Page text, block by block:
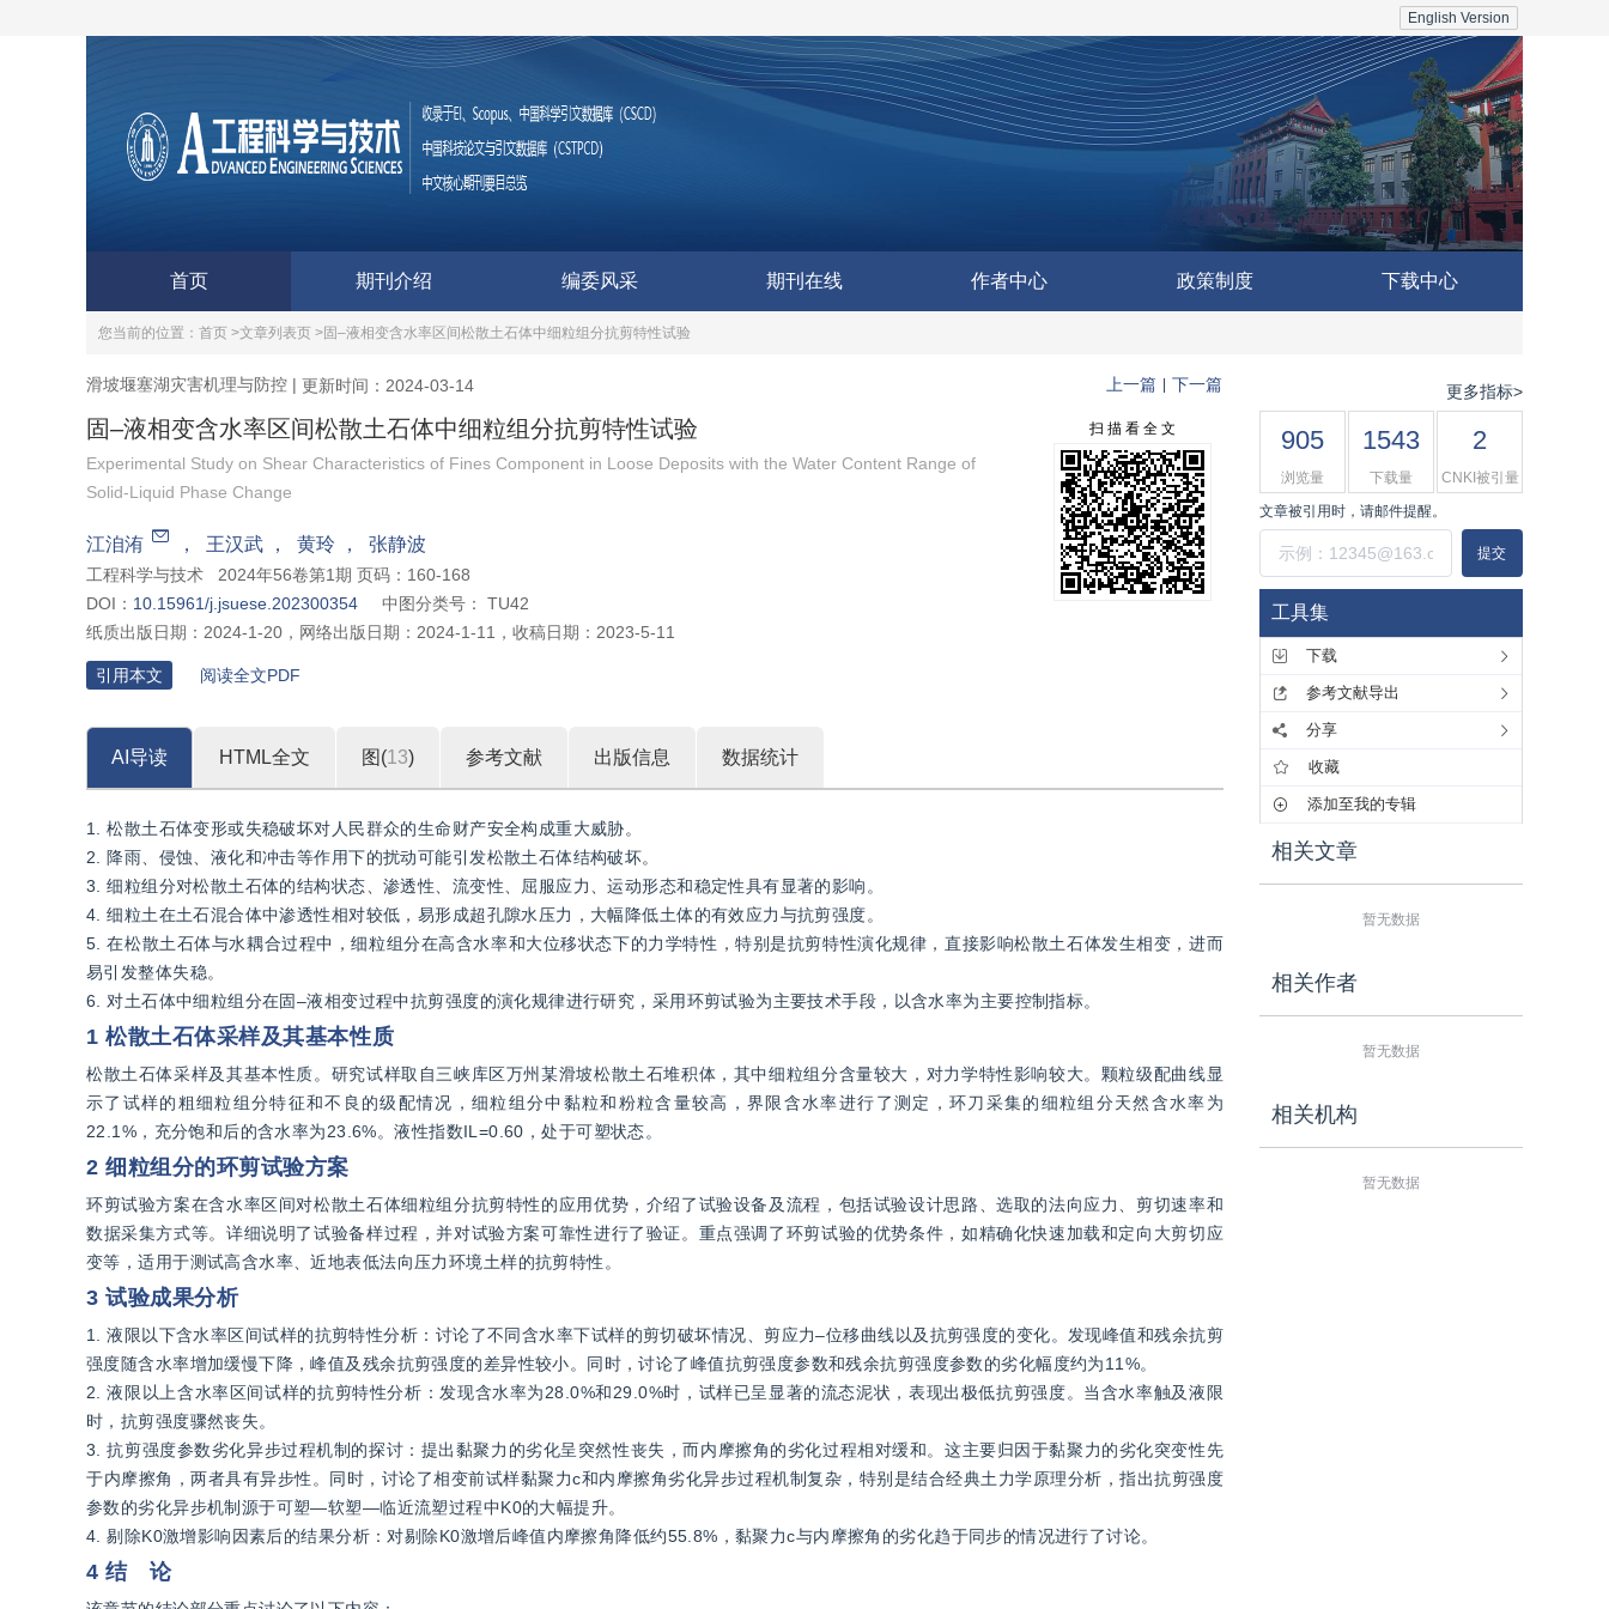
English Version
首页 期刊介绍 编委风采 期刊在线 作者中心 政策制度 下载中心
您当前的位置： 首页 >文章列表页 >固–液相变含水率区间松散土石体中细粒组分抗剪特性试验
滑坡堰塞湖灾害机理与防控 | 更新时间：2024-03-14 上一篇 下一篇
固–液相变含水率区间松散土石体中细粒组分抗剪特性试验
Experimental Study on Shear Characteristics of Fines Component in Loose Deposits with the Water Content Range of
Solid-Liquid Phase Change
江洎洧 ， 王汉武 ， 黄玲 ， 张静波
工程科学与技术
2024年56卷第1期 页码：160-168
DOI： 10.15961/j.jsuese.202300354 中图分类号：
TU42
纸质出版日期： 2024-1-20 ， 网络出版日期： 2024-1-11 ， 收稿日期： 2023-5-11
扫 描 看 全 文
引用本文 阅读全文PDF
AI导读 HTML全文 图(13) 参考文献 出版信息 数据统计
1. 松散土石体变形或失稳破坏对人民群众的生命财产安全构成重大威胁。
2. 降雨、侵蚀、液化和冲击等作用下的扰动可能引发松散土石体结构破坏。
3. 细粒组分对松散土石体的结构状态、渗透性、流变性、屈服应力、运动形态和稳定性具有显著的影响。
4. 细粒土在土石混合体中渗透性相对较低，易形成超孔隙水压力，大幅降低土体的有效应力与抗剪强度。
5. 在松散土石体与水耦合过程中，细粒组分在高含水率和大位移状态下的力学特性，特别是抗剪特性演化规律，直接影响松散土石体发生相变，进而
易引发整体失稳。
6. 对土石体中细粒组分在固–液相变过程中抗剪强度的演化规律进行研究，采用环剪试验为主要技术手段，以含水率为主要控制指标。
1 松散土石体采样及其基本性质
松散土石体采样及其基本性质。研究试样取自三峡库区万州某滑坡松散土石堆积体，其中细粒组分含量较大，对力学特性影响较大。颗粒级配曲线显
示了试样的粗细粒组分特征和不良的级配情况，细粒组分中黏粒和粉粒含量较高，界限含水率进行了测定，环刀采集的细粒组分天然含水率为
22.1%，充分饱和后的含水率为23.6%。液性指数IL=0.60，处于可塑状态。
2 细粒组分的环剪试验方案
环剪试验方案在含水率区间对松散土石体细粒组分抗剪特性的应用优势，介绍了试验设备及流程，包括试验设计思路、选取的法向应力、剪切速率和
数据采集方式等。详细说明了试验备样过程，并对试验方案可靠性进行了验证。重点强调了环剪试验的优势条件，如精确化快速加载和定向大剪切应
变等，适用于测试高含水率、近地表低法向压力环境土样的抗剪特性。
3 试验成果分析
1. 液限以下含水率区间试样的抗剪特性分析：讨论了不同含水率下试样的剪切破坏情况、剪应力–位移曲线以及抗剪强度的变化。发现峰值和残余抗剪
强度随含水率增加缓慢下降，峰值及残余抗剪强度的差异性较小。同时，讨论了峰值抗剪强度参数和残余抗剪强度参数的劣化幅度约为11%。
2. 液限以上含水率区间试样的抗剪特性分析：发现含水率为28.0%和29.0%时，试样已呈显著的流态泥状，表现出极低抗剪强度。当含水率触及液限
时，抗剪强度骤然丧失。
3. 抗剪强度参数劣化异步过程机制的探讨：提出黏聚力的劣化呈突然性丧失，而内摩擦角的劣化过程相对缓和。这主要归因于黏聚力的劣化突变性先
于内摩擦角，两者具有异步性。同时，讨论了相变前试样黏聚力c和内摩擦角劣化异步过程机制复杂，特别是结合经典土力学原理分析，指出抗剪强度
参数的劣化异步机制源于可塑—软塑—临近流塑过程中K0的大幅提升。
4. 剔除K0激增影响因素后的结果分析：对剔除K0激增后峰值内摩擦角降低约55.8%，黏聚力c与内摩擦角的劣化趋于同步的情况进行了讨论。
4 结 论
更多指标>
905
浏览量
1543
下载量
2
CNKI被引量
文章被引用时，请邮件提醒。
提交
工具集
下载
参考文献导出
分享
收藏
添加至我的专辑
相关文章
暂无数据
相关作者
暂无数据
相关机构
暂无数据